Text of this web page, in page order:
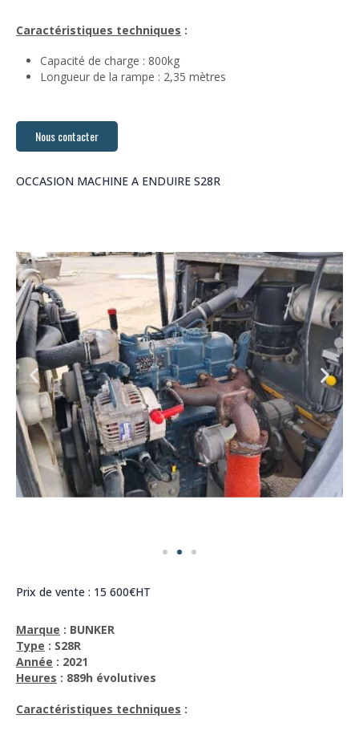
Caractéristiques techniques :
Capacité de charge : 800kg
Longueur de la rampe : 2,35 mètres
Nous contacter
OCCASION MACHINE A ENDUIRE S28R
Prix de vente : 15 600€HT
Marque : BUNKER
Type : S28R
Année : 2021
Heures : 889h évolutives
Caractéristiques techniques :